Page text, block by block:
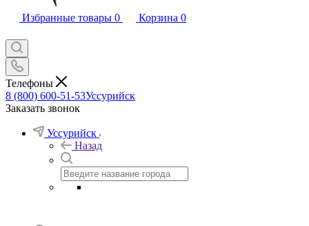
Избранные товары 0 Корзина 0
Телефоны
8 (800) 600-51-53Уссурийск
Заказать звонок
Уссурийск
Назад